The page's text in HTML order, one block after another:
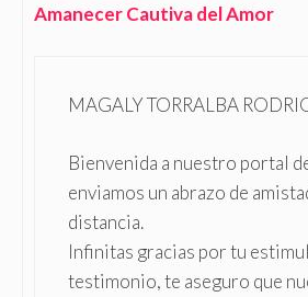
Amanecer Cautiva del Amor
MAGALY TORRALBA
Bienvenida a nuestro portal
enviamos un abrazo de
distancia.
Infinitas gracias por tu
testimonio, te aseguro que